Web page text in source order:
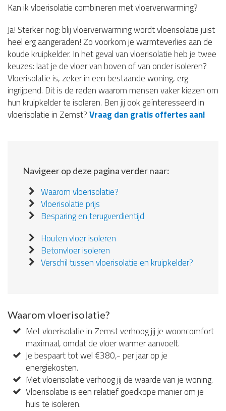
Kan ik vloerisolatie combineren met vloerverwarming?
Ja! Sterker nog: blij vloerverwarming wordt vloerisolatie juist
heel erg aangeraden! Zo voorkom je warmteverlies aan de
koude kruipkelder. In het geval van vloerisolatie heb je twee
keuzes: laat je de vloer van boven of van onder isoleren?
Vloerisolatie is, zeker in een bestaande woning, erg
ingrijpend. Dit is de reden waarom mensen vaker kiezen om
hun kruipkelder te isoleren. Ben jij ook geïnteresseerd in
vloerisolatie in Zemst?Vraag dan gratis offertes aan!
Navigeer op deze pagina verder naar:
Waarom vloerisolatie?
Vloerisolatie prijs
Besparing en terugverdientijd
Houten vloer isoleren
Betonvloer isoleren
Verschil tussen vloerisolatie en kruipkelder?
Waarom vloerisolatie?
Met vloerisolatie in Zemst verhoog jij je wooncomfort
maximaal, omdat de vloer warmer aanvoelt.
Je bespaart tot wel €380,- per jaar op je
energiekosten.
Met vloerisolatie verhoog jij de waarde van je woning.
Vloerisolatie is een relatief goedkope manier om je
huis te isoleren.